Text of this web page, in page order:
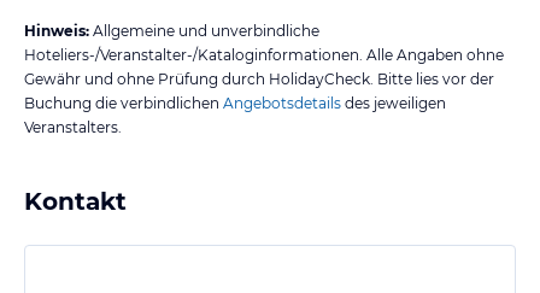
Hinweis: Allgemeine und unverbindliche
Hoteliers-/Veranstalter-/Kataloginformationen. Alle Angaben ohne
Gewähr und ohne Prüfung durch HolidayCheck. Bitte lies vor der
Buchung die verbindlichen Angebotsdetails des jeweiligen
Veranstalters.
Kontakt